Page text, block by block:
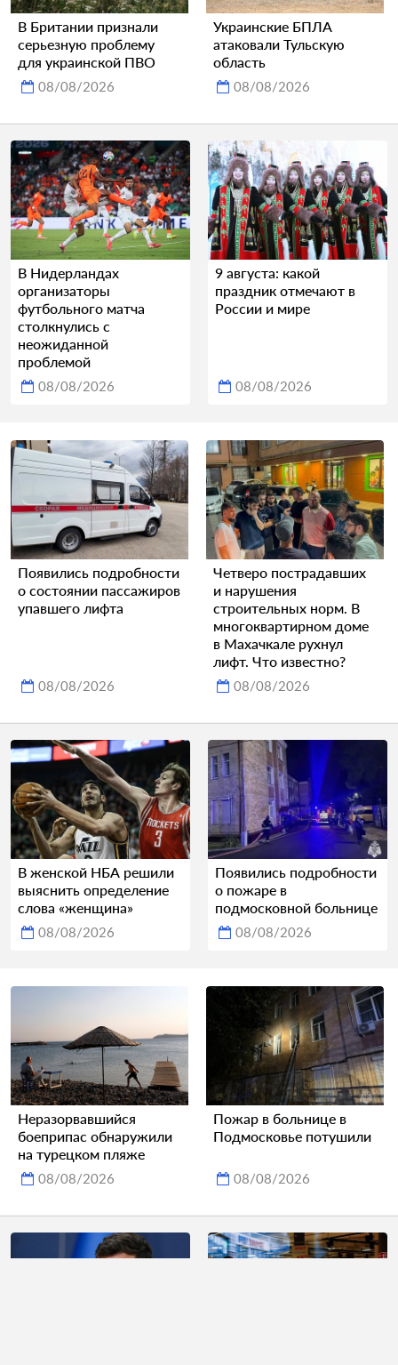
В Британии признали
серьезную проблему
для украинской ПВО
08/08/2026
Украинские БПЛА
атаковали Тульскую
область
08/08/2026
В Нидерландах
организаторы
футбольного матча
столкнулись с
неожиданной
проблемой
08/08/2026
9 августа: какой
праздник отмечают в
России и мире
08/08/2026
Появились подробности
о состоянии пассажиров
упавшего лифта
08/08/2026
Четверо пострадавших
и нарушения
строительных норм. В
многоквартирном доме
в Махачкале рухнул
лифт. Что известно?
08/08/2026
В женской НБА решили
выяснить определение
слова «женщина»
08/08/2026
Появились подробности
о пожаре в
подмосковной больнице
08/08/2026
Неразорвавшийся
боеприпас обнаружили
на турецком пляже
08/08/2026
Пожар в больнице в
Подмосковье потушили
08/08/2026